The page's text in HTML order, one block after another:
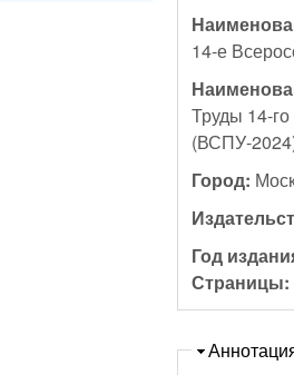
14-е
Труды 14-
(ВСПУ-
Город:
Год
Страницы:
Скрыть